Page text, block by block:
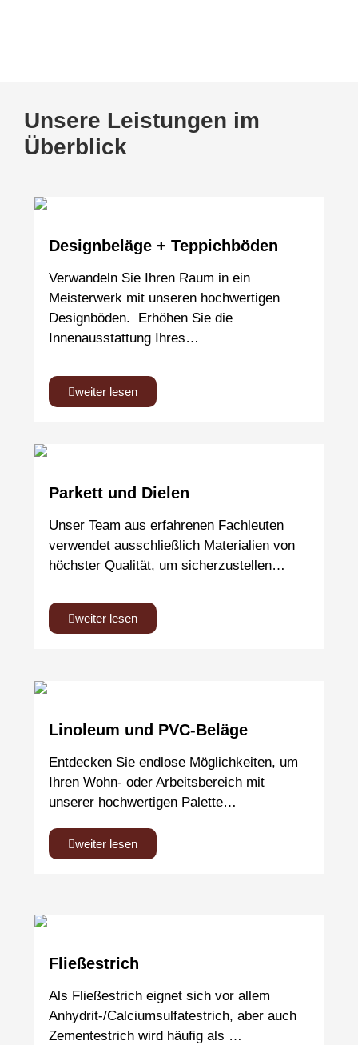
Unsere Leistungen im
Überblick
Designbeläge + Teppichböden
Verwandeln Sie Ihren Raum in ein
Meisterwerk mit unseren hochwertigen
Designböden. Erhöhen Sie die
Innenausstattung Ihres…
weiter lesen
Parkett und Dielen
Unser Team aus erfahrenen Fachleuten
verwendet ausschließlich Materialien von
höchster Qualität, um sicherzustellen…
weiter lesen
Linoleum und PVC-Beläge
Entdecken Sie endlose Möglichkeiten, um
Ihren Wohn- oder Arbeitsbereich mit
unserer hochwertigen Palette…
weiter lesen
Fließestrich
Als Fließestrich eignet sich vor allem
Anhydrit-/Calciumsulfatestrich, aber auch
Zementestrich wird häufig als …